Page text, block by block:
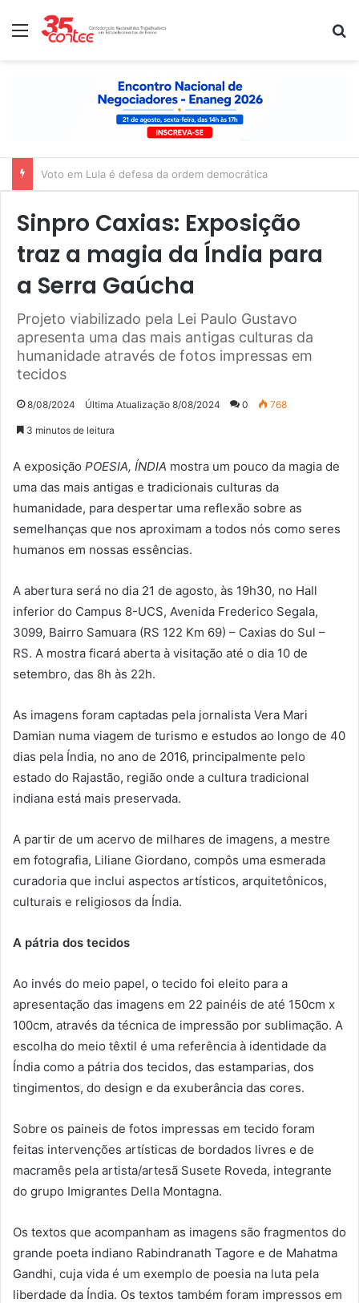
Menu
Nota de solidariedade ao povo venezuelano
Sinpro Caxias: Exposição
traz a magia da Índia para
a Serra Gaúcha
Projeto viabilizado pela Lei Paulo Gustavo
apresenta uma das mais antigas culturas da
humanidade através de fotos impressas em
tecidos
8/08/2024 Última Atualização 8/08/2024 0 768
3 minutos de leitura
A exposição POESIA, ÍNDIA mostra um pouco da magia de
uma das mais antigas e tradicionais culturas da
humanidade, para despertar uma reflexão sobre as
semelhanças que nos aproximam a todos nós como seres
humanos em nossas essências.
A abertura será no dia 21 de agosto, às 19h30, no Hall
inferior do Campus 8-UCS, Avenida Frederico Segala,
3099, Bairro Samuara (RS 122 Km 69) – Caxias do Sul –
RS. A mostra ficará aberta à visitação até o dia 10 de
setembro, das 8h às 22h.
As imagens foram captadas pela jornalista Vera Mari
Damian numa viagem de turismo e estudos ao longo de 40
dias pela Índia, no ano de 2016, principalmente pelo
estado do Rajastão, região onde a cultura tradicional
indiana está mais preservada.
A partir de um acervo de milhares de imagens, a mestre
em fotografia, Liliane Giordano, compôs uma esmerada
curadoria que inclui aspectos artísticos, arquitetônicos,
culturais e religiosos da Índia.
A pátria dos tecidos
Ao invés do meio papel, o tecido foi eleito para a
apresentação das imagens em 22 painéis de até 150cm x
100cm, através da técnica de impressão por sublimação. A
escolha do meio têxtil é uma referência à identidade da
Índia como a pátria dos tecidos, das estamparias, dos
tingimentos, do design e da exuberância das cores.
Sobre os paineis de fotos impressas em tecido foram
feitas intervenções artísticas de bordados livres e de
macramês pela artista/artesã Susete Roveda, integrante
do grupo Imigrantes Della Montagna.
Os textos que acompanham as imagens são fragmentos do
grande poeta indiano Rabindranath Tagore e de Mahatma
Gandhi, cuja vida é um exemplo de poesia na luta pela
liberdade da Índia. Os textos também foram impressos em